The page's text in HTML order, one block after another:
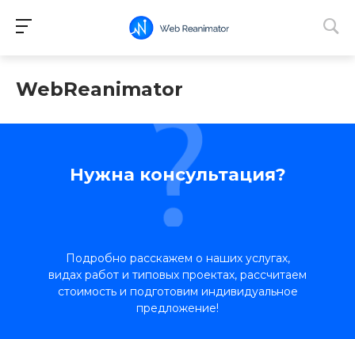
WebReanimator
Нужна консультация?
Подробно расскажем о наших услугах,
видах работ и типовых проектах, рассчитаем
стоимость и подготовим индивидуальное
предложение!